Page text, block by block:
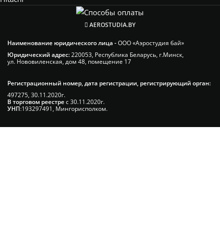
AEROSTUDIA.BY
Наименование юридического лица -ООО «Аэростудия бай»
Юридический адрес:220053, Республика Беларусь, г.Минск,
ул. Нововиленская, дом 48, помещение 17
Регистрационный номер, дата регистрации, регистрирующий орган:
497275, 30.11.2020г.
В торговом реестрес 30.11.2020г.
УНП:193297491, Мингорисполком.